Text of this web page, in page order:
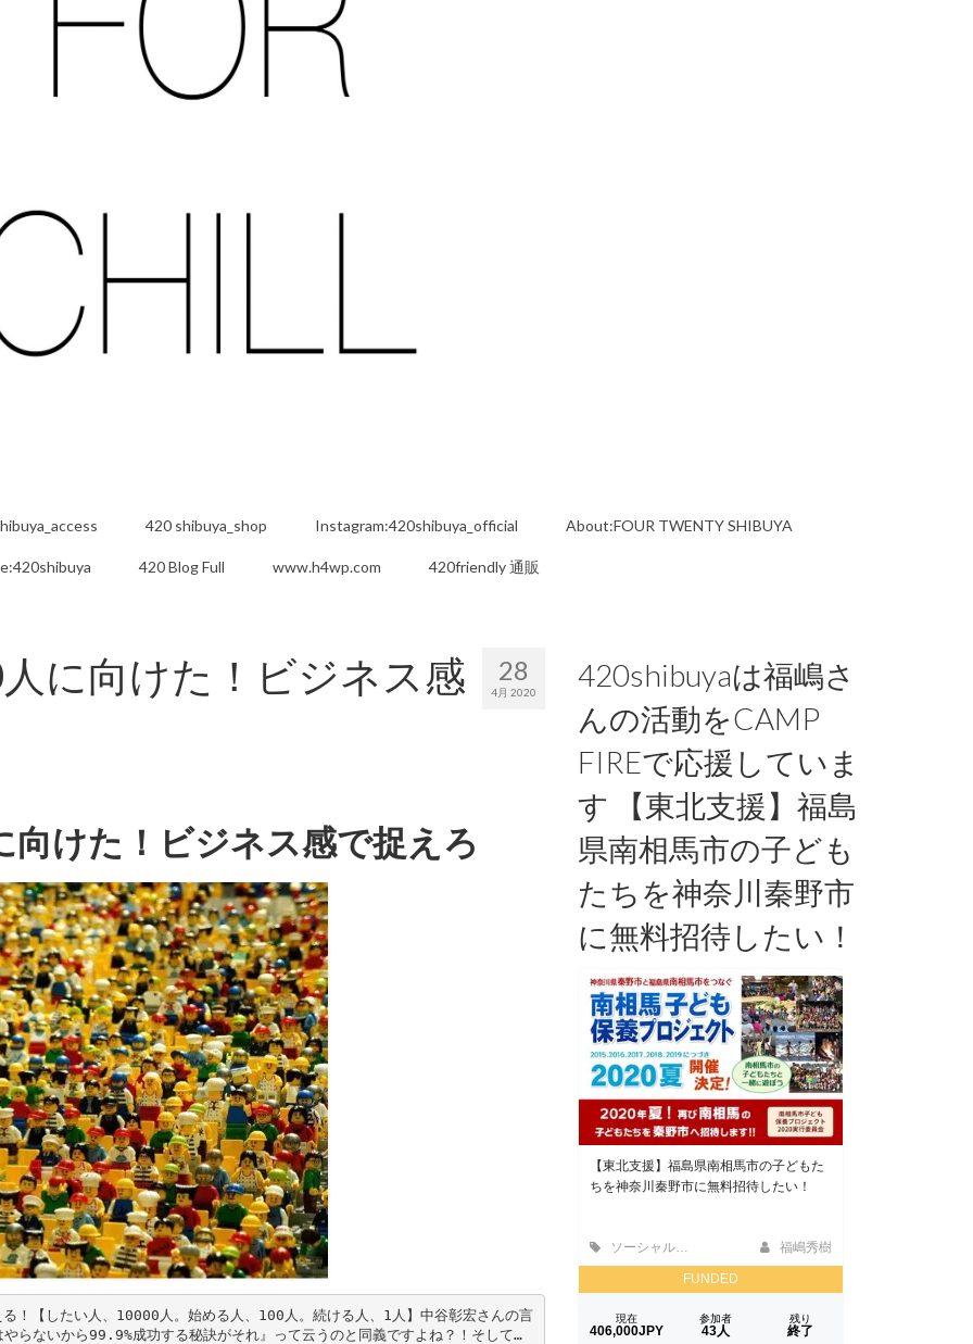
420 shibuya_shop Instagram:420shibuya_official About:FOUR TWENTY SHIBUYA
420 Blog Full www.h4wp.com 420friendly 通販
28
4月 2020
に向けた！ビジネス感
けた！ビジネス感で捉えろ
！【したい人、10000人。始める人、100人。続ける人、1人】中谷彰宏さんの言
らないから99.9%成功する秘訣がそれ』って云うのと同義ですよね？！そして…
420shibuyaは福嶋さ
んの活動をCAMP
FIREで応援していま
す 【東北支援】福島
県南相馬市の子ども
たちを神奈川秦野市
に無料招待したい！